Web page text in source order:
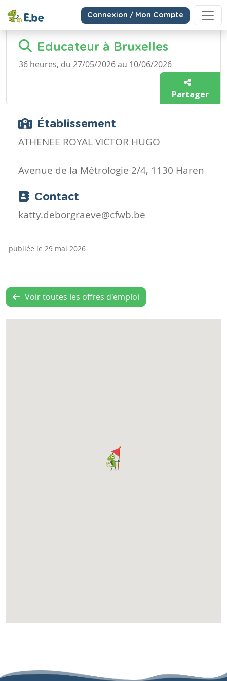
Connexion / Mon Compte
Educateur à Bruxelles
36 heures, du 27/05/2026 au 10/06/2026
Partager
Établissement
ATHENEE ROYAL VICTOR HUGO
Avenue de la Métrologie 2/4, 1130 Haren
Contact
katty.deborgraeve@cfwb.be
publiée le 29 mai 2026
Voir toutes les offres d'emploi